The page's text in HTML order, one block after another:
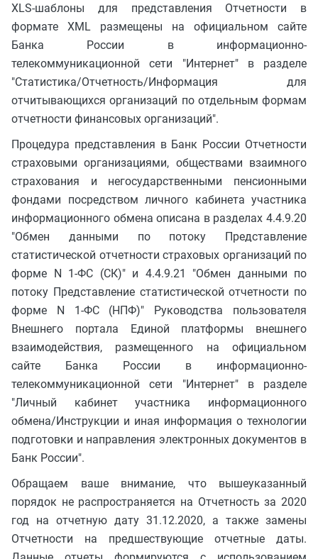
XLS-шаблоны для представления Отчетности в
формате XML размещены на официальном сайте
Банка России в информационно-
телекоммуникационной сети "Интернет" в разделе
"Статистика/Отчетность/Информация для
отчитывающихся организаций по отдельным формам
отчетности финансовых организаций".
Процедура представления в Банк России Отчетности
страховыми организациями, обществами взаимного
страхования и негосударственными пенсионными
фондами посредством личного кабинета участника
информационного обмена описана в разделах 4.4.9.20
"Обмен данными по потоку Представление
статистической отчетности страховых организаций по
форме N 1-ФС (СК)" и 4.4.9.21 "Обмен данными по
потоку Представление статистической отчетности по
форме N 1-ФС (НПФ)" Руководства пользователя
Внешнего портала Единой платформы внешнего
взаимодействия, размещенного на официальном
сайте Банка России в информационно-
телекоммуникационной сети "Интернет" в разделе
"Личный кабинет участника информационного
обмена/Инструкции и иная информация о технологии
подготовки и направления электронных документов в
Банк России".
Обращаем ваше внимание, что вышеуказанный
порядок не распространяется на Отчетность за 2020
год на отчетную дату 31.12.2020, а также замены
Отчетности на предшествующие отчетные даты.